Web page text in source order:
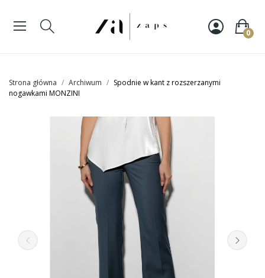
0
Strona główna Archiwum
Spodnie w kant z rozszerzanymi
nogawkami MONZINI